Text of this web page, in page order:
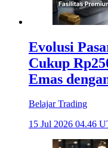
Evolusi
Cukup
Emas
Belajar Trading
15 Jul 2026 04.46